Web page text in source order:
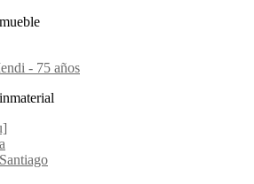
- 75 años